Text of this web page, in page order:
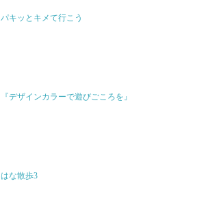
パキッとキメて行こう
『デザインカラーで遊びごころを』
はな散歩3